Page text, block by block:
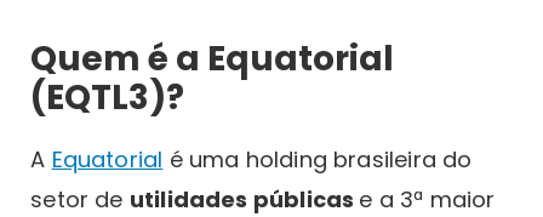
Quem é a Equatorial
(EQTL3)?
A Equatorial é uma holding brasileira do
setor de utilidades públicas e a 3ª maior